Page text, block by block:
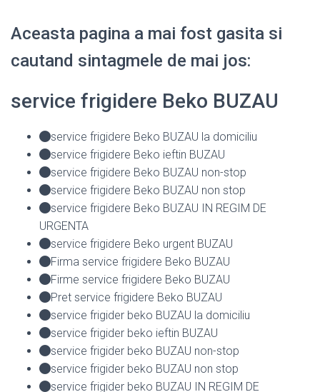
Aceasta pagina a mai fost gasita si
cautand sintagmele de mai jos:
service frigidere Beko BUZAU
service frigidere Beko BUZAU la domiciliu
service frigidere Beko ieftin BUZAU
service frigidere Beko BUZAU non-stop
service frigidere Beko BUZAU non stop
service frigidere Beko BUZAU IN REGIM DE
URGENTA
service frigidere Beko urgent BUZAU
Firma service frigidere Beko BUZAU
Firme service frigidere Beko BUZAU
Pret service frigidere Beko BUZAU
service frigider beko BUZAU la domiciliu
service frigider beko ieftin BUZAU
service frigider beko BUZAU non-stop
service frigider beko BUZAU non stop
service frigider beko BUZAU IN REGIM DE